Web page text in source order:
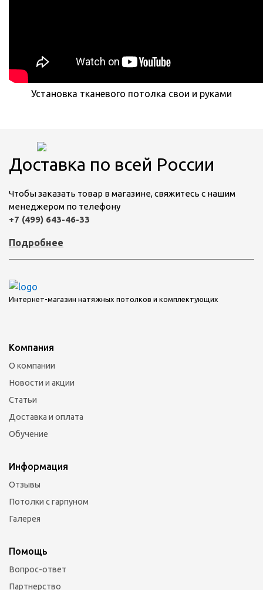
Установка тканевого потолка свои и руками
Доставка по всей России
Чтобы заказать товар в магазине, свяжитесь с нашим
менеджером по телефону
+7 (499) 643-46-33
Подробнее
Интернет-магазин натяжных потолков и комплектующих
Компания
О компании
Новости и акции
Статьи
Доставка и оплата
Обучение
Информация
Отзывы
Потолки с гарпуном
Галерея
Помощь
Вопрос-ответ
Партнерство